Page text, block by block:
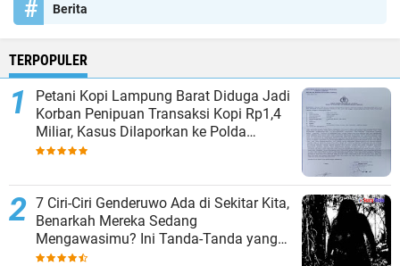
Berita
TERPOPULER
Petani Kopi Lampung Barat Diduga Jadi
Korban Penipuan Transaksi Kopi Rp1,4
Miliar, Kasus Dilaporkan ke Polda
Lampung
7 Ciri-Ciri Genderuwo Ada di Sekitar Kita,
Benarkah Mereka Sedang
Mengawasimu? Ini Tanda-Tanda yang
Sering Diabaikan